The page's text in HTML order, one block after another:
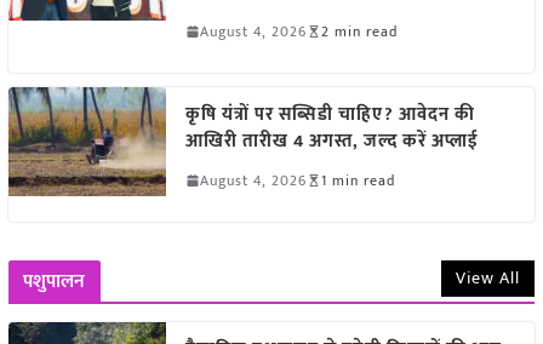
August 4, 2026 2 min read
कृषि यंत्रों पर सब्सिडी चाहिए? आवेदन की
आखिरी तारीख 4 अगस्त, जल्द करें अप्लाई
August 4, 2026 1 min read
पशुपालन View All